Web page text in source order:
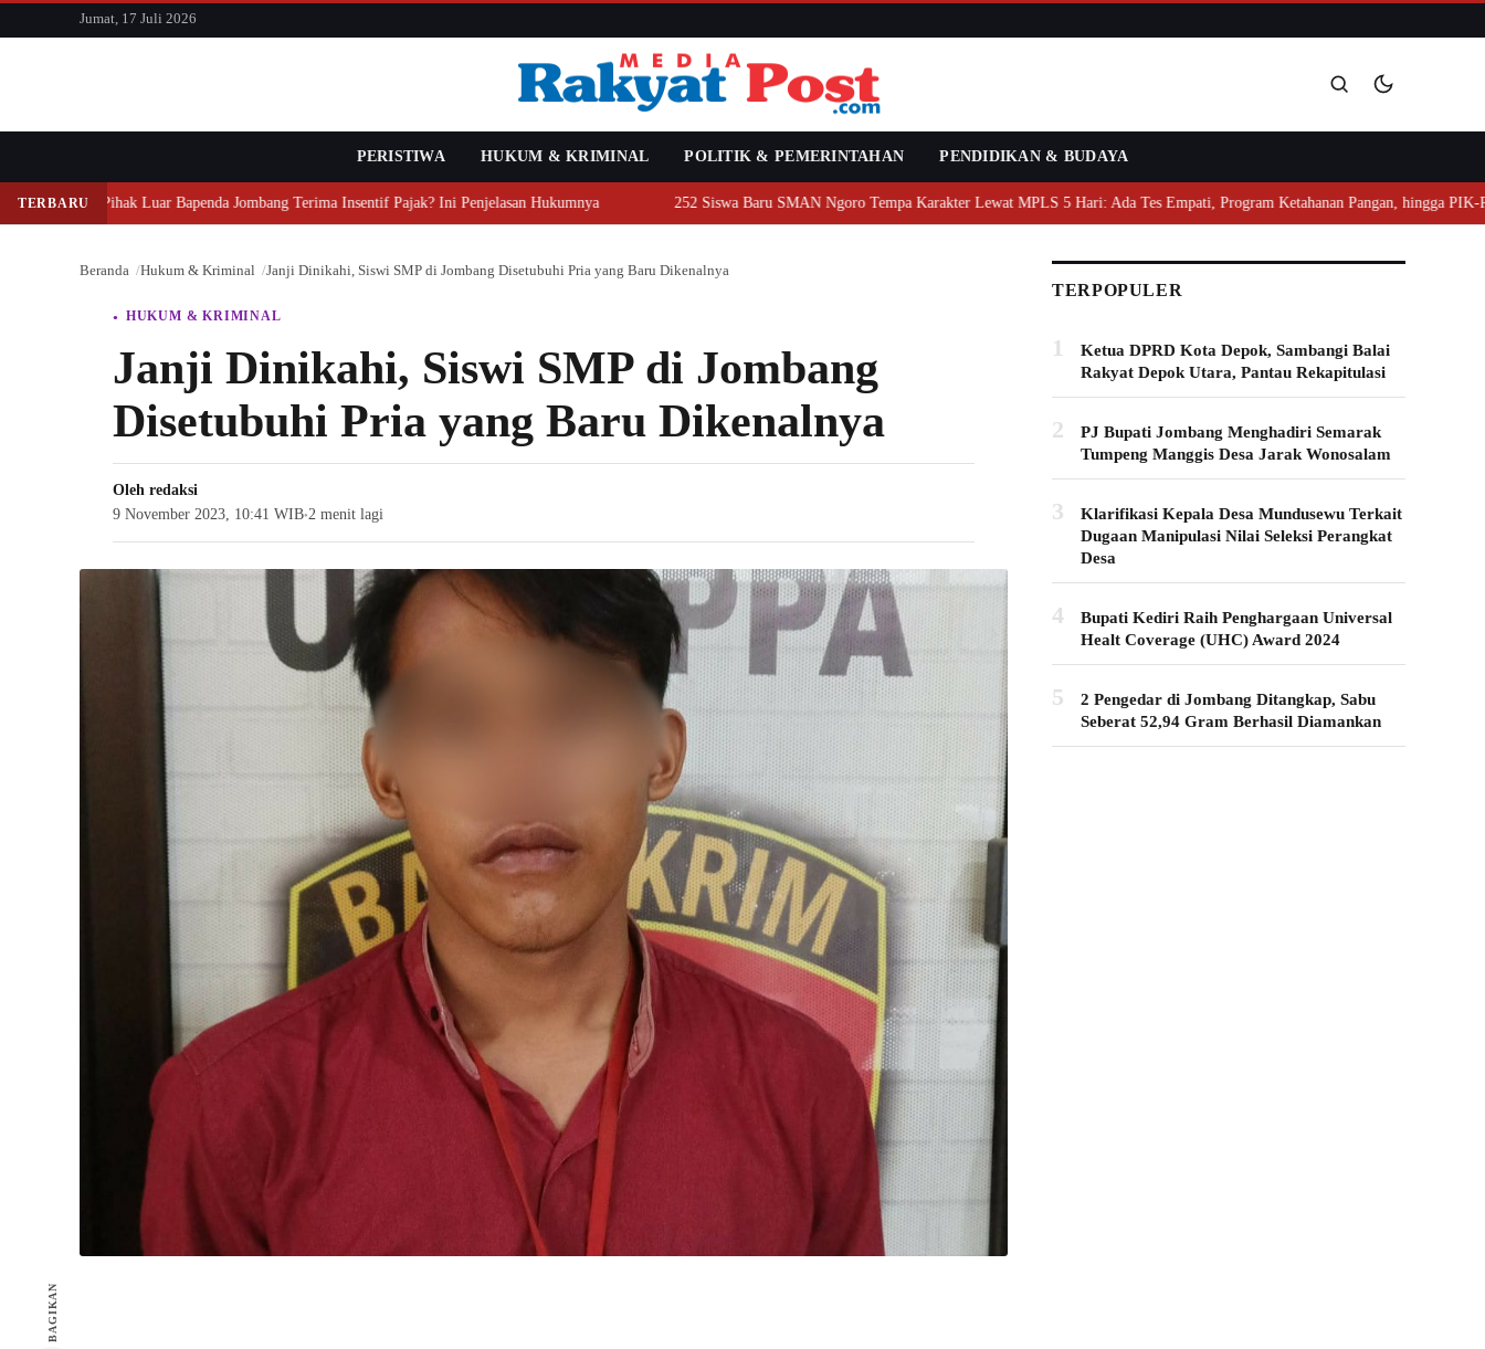
Jumat, 17 Juli 2026
Cari
PERISTIWA HUKUM & KRIMINAL POLITIK & PEMERINTAHAN PENDIDIKAN & BUDAYA
TERBARU
Mengapa Pihak Luar Bapenda Jombang Terima Insentif Pajak? Ini Penjelasan Hukumnya 252 Siswa Baru SMAN Ngoro Tempa Karakter Lewat MPLS 5 Hari: Ada Tes Empati, Program Ketahanan Pangan, hingga PIK-R
Beranda Hukum & Kriminal Janji Dinikahi, Siswi SMP di Jombang Disetubuhi Pria yang Baru Dikenalnya
HUKUM & KRIMINAL
Janji Dinikahi, Siswi SMP di Jombang
Disetubuhi Pria yang Baru Dikenalnya
Oleh redaksi
9 November 2023, 10:41 WIB●2 menit lagi
BAGIKAN
TERPOPULER
1
Ketua DPRD Kota Depok, Sambangi Balai
Rakyat Depok Utara, Pantau Rekapitulasi
2
PJ Bupati Jombang Menghadiri Semarak
Tumpeng Manggis Desa Jarak Wonosalam
3
Klarifikasi Kepala Desa Mundusewu Terkait
Dugaan Manipulasi Nilai Seleksi Perangkat
Desa
4
Bupati Kediri Raih Penghargaan Universal
Healt Coverage (UHC) Award 2024
5
2 Pengedar di Jombang Ditangkap, Sabu
Seberat 52,94 Gram Berhasil Diamankan